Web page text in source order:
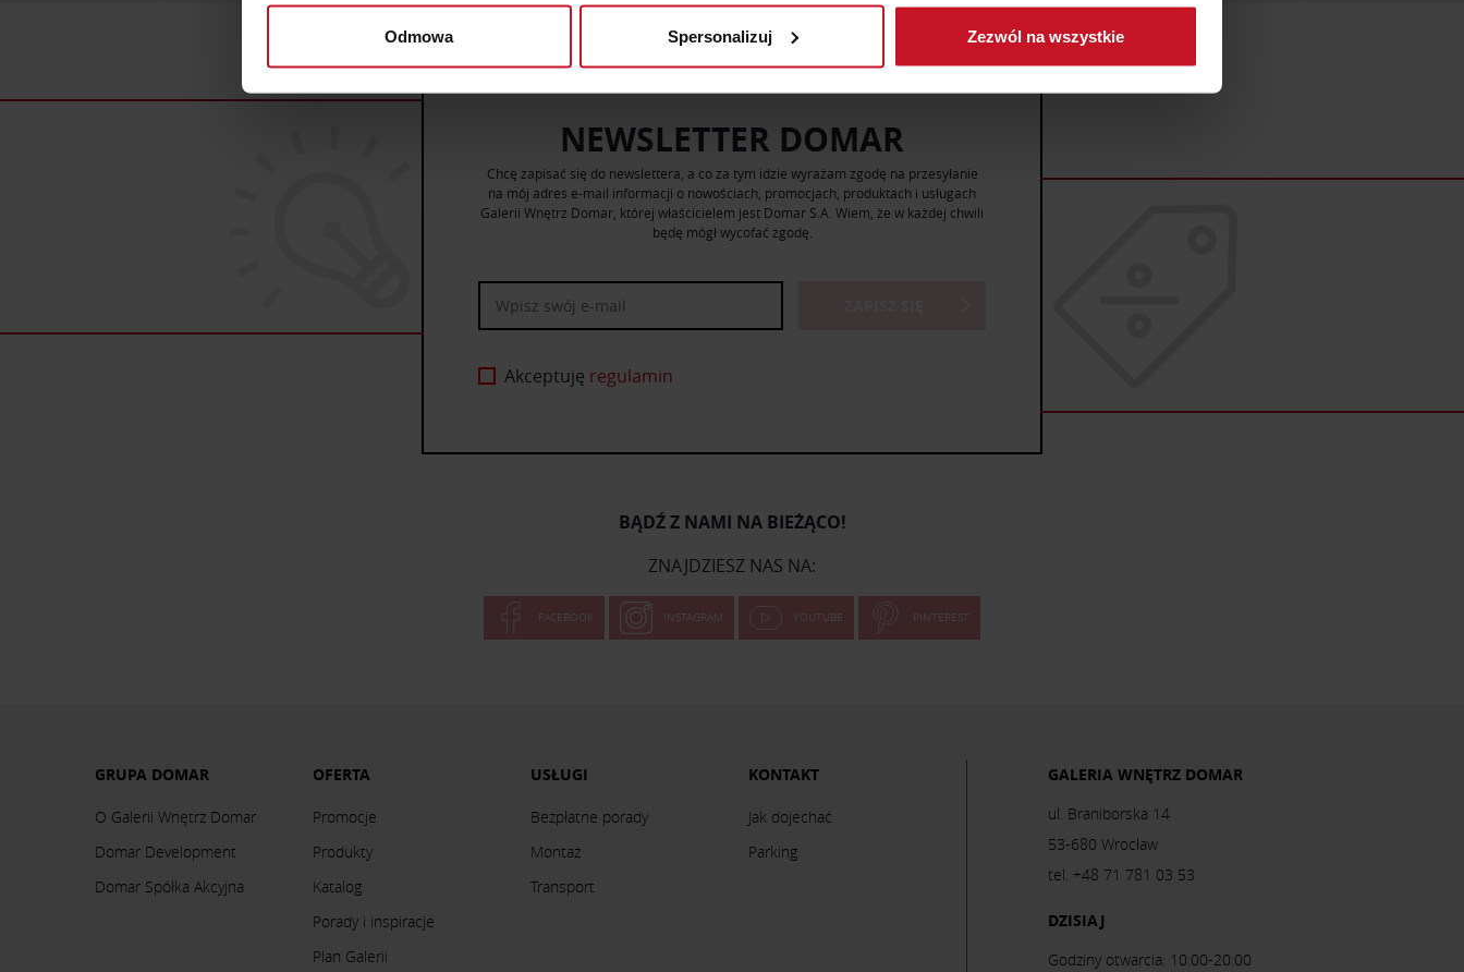
Dowiedz się więcej odnośnie tego, jak Twoje osobiste dane są przetwarzane oraz ustaw własne preferencje w
Wykorzystujemy pliki cookie do spersonalizowania treści i reklam, aby oferować funkcje społecznościowe i analizować
ruch w naszej witrynie. Informacje o tym, jak korzystasz z naszej witryny, udostępniamy partnerom społecznościowym,
reklamowym i analitycznym. Partnerzy mogą połączyć te informacje z innymi danymi otrzymanymi od Ciebie lub
uzyskanymi podczas korzystania z ich usług.
Odmowa Spersonalizuj Zezwól na wszystkie
NEWSLETTER DOMAR
Chcę zapisać się do newslettera, a co za tym idzie wyrażam zgodę na przesyłanie
na mój adres e-mail informacji o nowościach, promocjach, produktach i usługach
Galerii Wnętrz Domar, której właścicielem jest Domar S.A. Wiem, że w każdej chwili
będę mógł wycofać zgodę.
Akceptuję regulamin
BĄDŹ Z NAMI NA BIEŻĄCO!
ZNAJDZIESZ NAS NA:
FACEBOOK INSTAGRAM YOUTUBE PINTEREST
GRUPA DOMAR
O Galerii Wnętrz Domar
Domar Development
Domar Spółka Akcyjna
OFERTA
Promocje
Produkty
Katalog
Porady i inspiracje
Plan Galerii
USŁUGI
Bezpłatne porady
Montaż
Transport
KONTAKT
Jak dojechać
Parking
GALERIA WNĘTRZ DOMAR
ul. Braniborska 14
53-680 Wrocław
tel. +48 71 781 03 53
DZISIAJ
Godziny otwarcia: 10:00-20:00